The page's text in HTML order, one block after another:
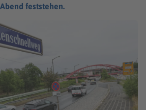
feststehen.